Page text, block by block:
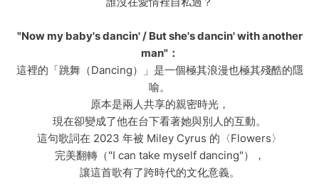
"Now my baby's dancin' / But she's dancin' with another
man"：
這裡的「跳舞（Dancing）」是一個極其浪漫也極其殘酷的隱
喻。
原本是兩人共享的親密時光，
現在卻變成了他在台下看著她與別人的互動。
這句歌詞在 2023 年被 Miley Cyrus 的〈Flowers〉
完美翻轉（"I can take myself dancing"），
讓這首歌有了跨時代的文化意義。